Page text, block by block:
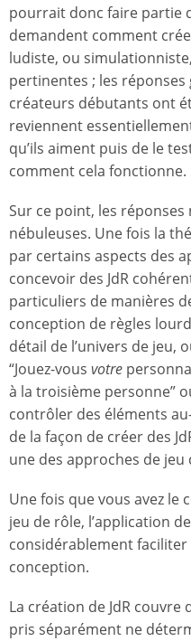
pourrait donc faire partie
demandent comment
ludiste, ou
pertinentes ; les
créateurs débutants ont
reviennent
qu’ils aiment puis de le
comment cela fonctionne.
Sur ce point, les réponses
nébuleuses. Une fois la
par certains aspects des
concevoir des JdR
particuliers de manières
conception de règles
détail de l’univers de jeu,
“Jouez-vous votre
à la troisième personne”
contrôler des éléments
de la façon de créer des
une des approches de
Une fois que vous avez le
jeu de rôle, l’application
considérablement
conception.
La création de JdR
pris séparément ne